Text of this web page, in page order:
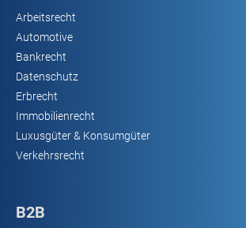
Arbeitsrecht
Automotive
Bankrecht
Datenschutz
Erbrecht
Immobilienrecht
Luxusgüter & Konsumgüter
Verkehrsrecht
B2B